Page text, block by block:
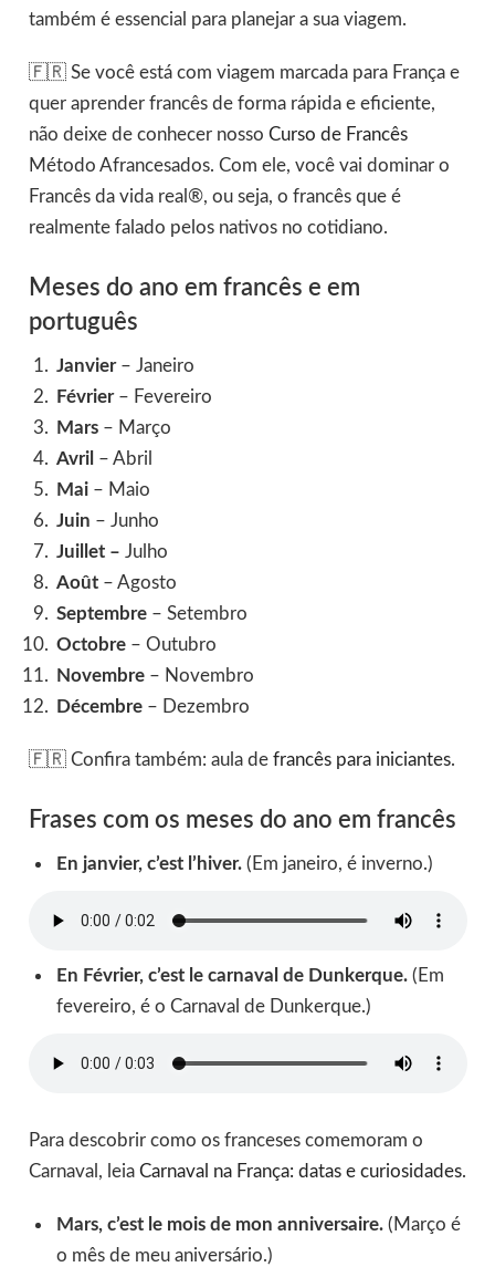
também é essencial para planejar a sua viagem.
🇫🇷 Se você está com viagem marcada para França e
quer aprender francês de forma rápida e eficiente,
não deixe de conhecer nosso Curso de Francês
Método Afrancesados. Com ele, você vai dominar o
Francês da vida real®, ou seja, o francês que é
realmente falado pelos nativos no cotidiano.
Meses do ano em francês e em
português
Janvier – Janeiro
Février – Fevereiro
Mars – Março
Avril – Abril
Mai – Maio
Juin – Junho
Juillet – Julho
Août– Agosto
Septembre – Setembro
Octobre– Outubro
Novembre – Novembro
Décembre – Dezembro
🇫🇷 Confira também: aula de francês para iniciantes.
Frases com os meses do ano em francês
En janvier, c’est l’hiver. (Em janeiro, é inverno.)
En Février, c’est le carnaval de Dunkerque.(Em
fevereiro, é o Carnaval de Dunkerque.)
Para descobrir como os franceses comemoram o
Carnaval, leia Carnaval na França: datas e curiosidades.
Mars, c’est le mois de mon anniversaire. (Março é
o mês de meu aniversário.)